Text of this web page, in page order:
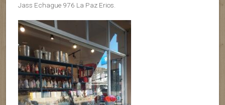
Jass Echague 976 La Paz Erios.